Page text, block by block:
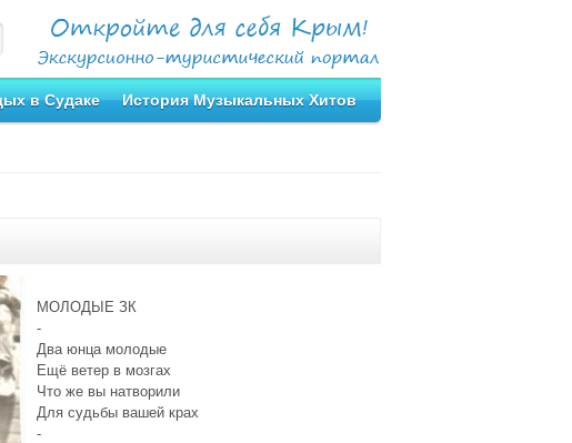
в Судаке История Музыкальных Хитов
МОЛОДЫЕ ЗК
-
Два юнца молодые
Ещё ветер в мозгах
Что же вы натворили
Для судьбы вашей крах
-